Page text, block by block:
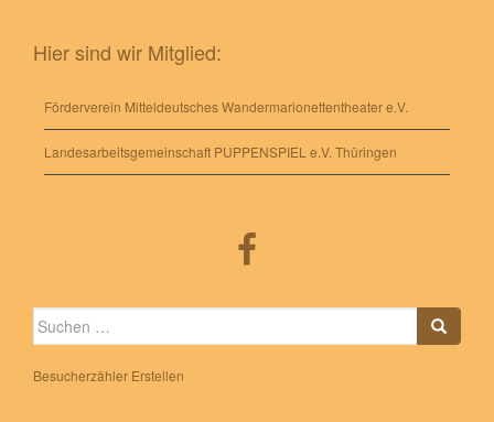
Hier sind wir Mitglied:
Förderverein Mitteldeutsches Wandermarionettentheater e.V.
Landesarbeitsgemeinschaft PUPPENSPIEL e.V. Thüringen
Suche
nach:
Besucherzähler Erstellen